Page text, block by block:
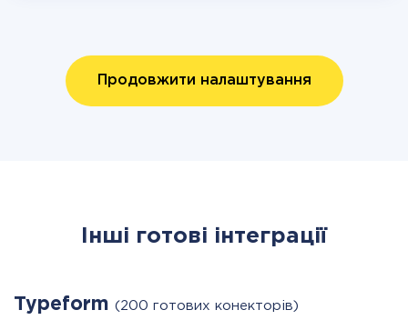
Продовжити налаштування
Інші готові інтеграції
Typeform (200 готових конекторів)